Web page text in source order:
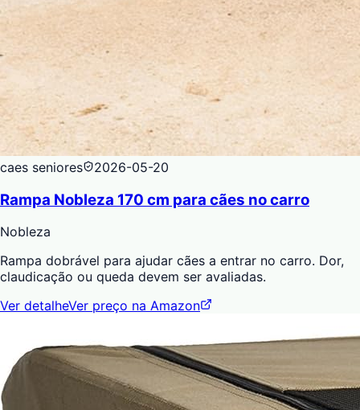
caes seniores 2026-05-20
Rampa Nobleza 170 cm para cães no carro
Nobleza
Rampa dobrável para ajudar cães a entrar no carro. Dor,
claudicação ou queda devem ser avaliadas.
Ver detalheVer preço na Amazon